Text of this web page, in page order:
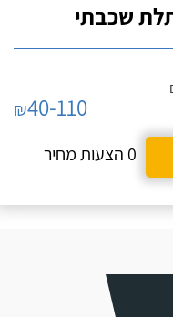
שכבתי
₪40-110
0 הצעות מחיר